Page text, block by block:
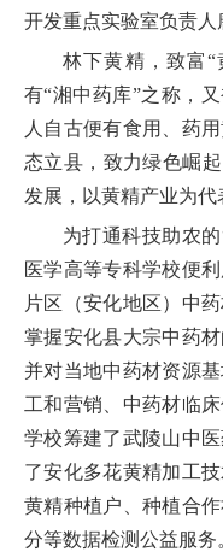
开发重点实验室负责人
林下黄精，致富
有“湘中药库”之称，
人自古便有食用、药
态立县，致力绿色崛
发展，以黄精产业为代
为打通科技助农
医学高等专科学校便
片区（安化地区）中
掌握安化县大宗中药
并对当地中药材资源
工和营销、中药材临
学校筹建了武陵山中
了安化多花黄精加工
黄精种植户、种植合
分等数据检测公益服务